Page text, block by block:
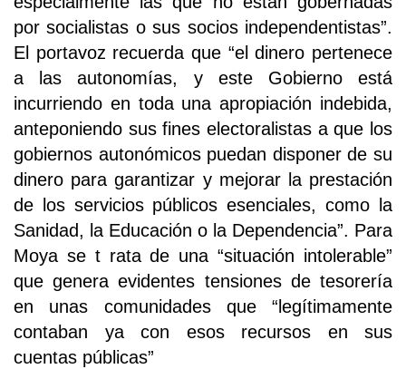
por socialistas o sus socios independentistas”.
El portavoz recuerda que “el dinero pertenece
a las autonomías, y este Gobierno está
incurriendo en toda una apropiación indebida,
anteponiendo sus fines electoralistas a que los
gobiernos autonómicos puedan disponer de su
dinero para garantizar y mejorar la prestación
de los servicios públicos esenciales, como la
Sanidad, la Educación o la Dependencia”. Para
Moya se t rata de una “situación intolerable”
que genera evidentes tensiones de tesorería
en unas comunidades que “legítimamente
contaban ya con esos recursos en sus
cuentas públicas”